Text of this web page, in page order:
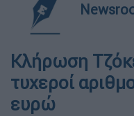
Κλήρωση
τυχεροί
ευρώ